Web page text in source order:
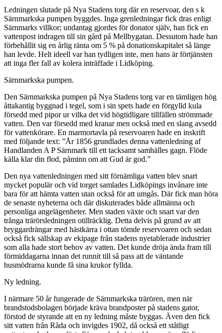
Ledningen slutade på Nya Stadens torg där en reservoar, den s k
Särnmarkska pumpen byggdes. Inga grenledningar fick dras enligt
Särnmarks villkor; undantag gjordes för donator själv, han fick en
vattenpost indragen till sin gård på Mellbygatan. Dessutom hade han
förbehållit sig en årlig ränta om 5 % på donationskapitalet så länge
han levde. Helt ideell var han tydligen inte, men hans är förtjänsten
att inga fler fall av kolera inträffade i Lidköping.
Särnmarkska pumpen.
Den Särnmarkska pumpen på Nya Stadens torg var en tämligen hög
åttakantig byggnad i tegel, som i sin spets hade en förgylld kula
försedd med pipor ur vilka det vid högtidligare tillfällen strömmade
vatten. Den var försedd med kranar men också med en slang avsedd
för vattenkörare. En marmortavla på reservoaren hade en inskrift
med följande text: ”År 1856 grundlades denna vattenledning af
Handlanden A P Särnmark till ett tacksamt samhälles gagn. Flöde
källa klar din flod, påminn om att Gud är god.”
Den nya vattenledningen med sitt förnämliga vatten blev snart
mycket populär och vid torget samlades Lidköpings invånare inte
bara för att hämta vatten utan också för att umgås. Där fick man höra
de senaste nyheterna och där diskuterades både allmänna och
personliga angelägenheter. Men staden växte och snart var den
trånga trärörsledningen otillräcklig. Detta delvis på grund av att
bryggardrängar med hästkärra i ottan tömde reservoaren och sedan
också fick sällskap av ekipage från stadens nyetablerade industrier
som alla hade stort behov av vatten. Det kunde dröja ända fram till
förmiddagarna innan det runnit till så pass att de väntande
husmödrarna kunde få sina krukor fyllda.
Ny ledning.
I närmare 50 år fungerade de Särnmarkska trärören, men när
brandstodsbolagen började kräva brandposter på stadens gator,
förstod de styrande att en ny ledning måste byggas. Även den fick
sitt vatten från Råda och invigdes 1902, då också ett ståtligt